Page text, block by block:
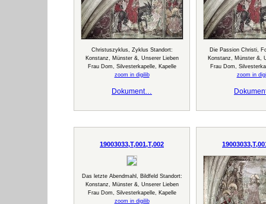
Christuszyklus, Zyklus Standort:
Konstanz, Münster &, Unserer Lieben
Frau Dom, Silvesterkapelle, Kapelle
zoom in digilib
Dokument…
Die Passion Christi,
Konstanz, Münster &,
Frau Dom,
zoom in
19003033,T,001,T,002
Das letzte Abendmahl, Bildfeld Standort:
Konstanz, Münster &, Unserer Lieben
Frau Dom, Silvesterkapelle, Kapelle
zoom in digilib